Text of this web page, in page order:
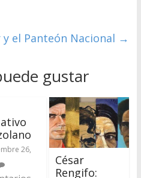
y el Panteón Nacional →
gustar
26,
César
Rengifo: